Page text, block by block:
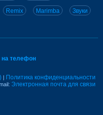
Remix Marimba Звуки
на телефон
| Политика конфиденциальности
Электронная почта для связи